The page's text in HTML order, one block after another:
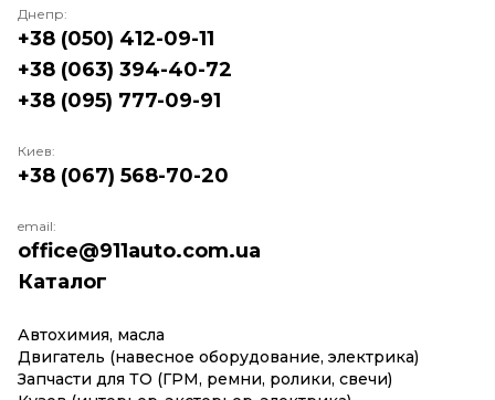
Каталог
Автохимия, масла
Двигатель (навесное оборудование, электрика)
Запчасти для ТО (ГРМ, ремни, ролики, свечи)
Днепр:
+38 (050) 412-09-11
+38 (063) 394-40-72
+38 (095) 777-09-91
Киев:
+38 (067) 568-70-20
email:
office@911auto.com.ua